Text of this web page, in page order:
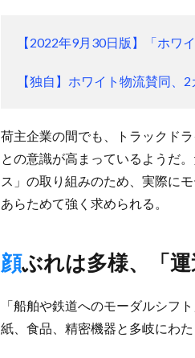
【2022年9月30日版】「ホワ
【独自】ホワイト物流賛同、
荷主企業の間でも、トラックド
との意識が高まっているようだ
ス」の取り組みのため、実際に
あらためて強く求められる。
顔ぶれは多様、「
「船舶や鉄道へのモーダルシフ
紙、食品、精密機器と多岐にわ